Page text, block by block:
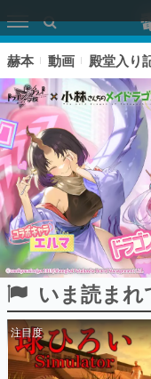
ピックア
電ファミのいま読まれ
赫本 動画 殿堂入り
いま読ま
注目度